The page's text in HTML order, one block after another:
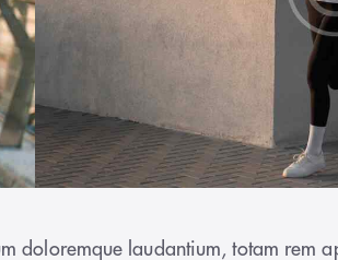
doloremque laudantium, totam rem